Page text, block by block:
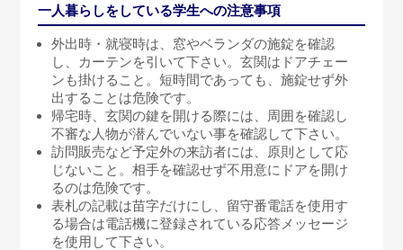
一人暮らしをしている学生への注意事項
外出時・就寝時は、窓やベランダの施錠を確認
し、カーテンを引いて下さい。玄関はドアチェー
ンも掛けること。短時間であっても、施錠せず外
出することは危険です。
帰宅時、玄関の鍵を開ける際には、周囲を確認し
不審な人物が潜んでいない事を確認して下さい。
訪問販売など予定外の来訪者には、原則として応
じないこと。相手を確認せず不用意にドアを開け
るのは危険です。
表札の記載は苗字だけにし、留守番電話を使用す
る場合は電話機に登録されている応答メッセージ
を使用して下さい。